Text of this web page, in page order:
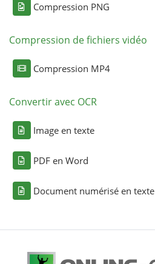
Compression PNG
Compression de fichiers vidéo
Compression MP4
Convertir avec OCR
Image en texte
PDF en Word
Document numérisé en texte